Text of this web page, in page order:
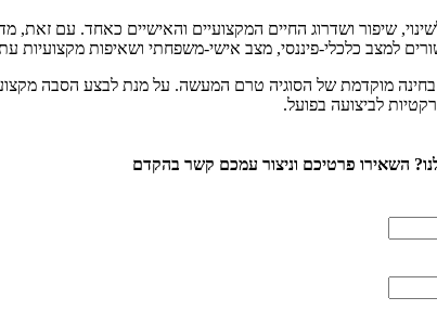
שיפור ושדרוג החיים המקצועיים והאישיים כאחד. עם
למצב כלכלי-פיננסי, מצב אישי-משפחתי ושאיפות מקצועיות
מוקדמת של הסוגיה טרם המעשה. על מנת לבצע הסבה
לביצועה בפועל.
השאירו פרטיכם וניצור עמכם קשר בהקדם